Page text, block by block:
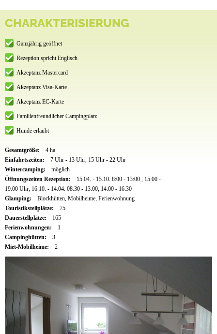
CHARAKTERISIERUNG
Ganzjährig geöffnet
Rezeption spricht Englisch
Akzeptanz Mastercard
Akzeptanz Visa-Karte
Akzeptanz EC-Karte
Familienfreundlicher Campingplatz
Hunde erlaubt
Gesamtgröße:
4 ha
Einfahrtszeiten:
7 Uhr - 13 Uhr, 15 Uhr - 22 Uhr
Wintercamping:
möglich
Öffnungszeiten Rezeption:
15.04. - 15.10. 8:00 - 13:00 , 15:00 -
19:00 Uhr; 16.10. - 14.04. 08:30 - 13:00, 14:00 - 16:30
Glamping:
Blockhütten, Mobilheime, Ferienwohnung
Touristikstellplätze:
75
Dauerstellplätze:
165
Ferienwohnungen:
1
Campinghütten:
3
Miet-Mobilheime:
2